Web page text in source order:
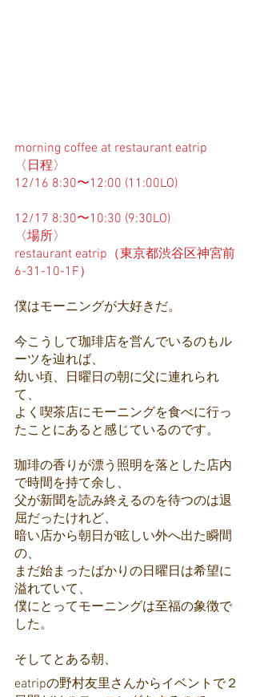
morning coffee at restaurant eatrip
〈日程〉
12/16 8:30〜12:00 (11:00LO)
12/17 8:30〜10:30 (9:30LO)
〈場所〉
restaurant eatrip（東京都渋谷区神宮前
6-31-10-1F）
僕はモーニングが大好きだ。
今こうして珈琲店を営んでいるのもル
ーツを辿れば、
幼い頃、日曜日の朝に父に連れられ
て、
よく喫茶店にモーニングを食べに行っ
たことにあると感じているのです。
珈琲の香りが漂う照明を落とした店内
で時間を持て余し、
父が新聞を読み終えるのを待つのは退
屈だったけれど、
暗い店から朝日が眩しい外へ出た瞬間
の、
まだ始まったばかりの日曜日は希望に
溢れていて、
僕にとってモーニングは至福の象徴で
した。
そしてとある朝、
eatripの野村友里さんからイベントで２